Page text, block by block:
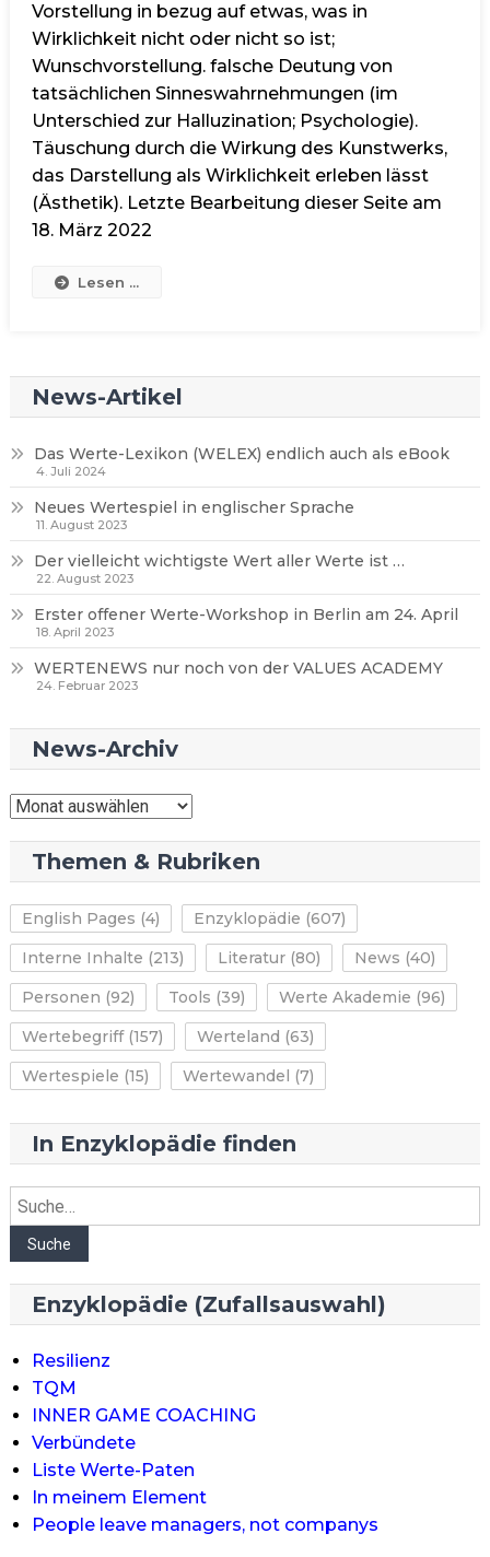
Vorstellung in bezug auf etwas, was in
Wirklichkeit nicht oder nicht so ist;
Wunschvorstellung. falsche Deutung von
tatsächlichen Sinneswahrnehmungen (im
Unterschied zur Halluzination; Psychologie).
Täuschung durch die Wirkung des Kunstwerks,
das Darstellung als Wirklichkeit erleben lässt
(Ästhetik). Letzte Bearbeitung dieser Seite am
18. März 2022
Lesen ...
News-Artikel
Das Werte-Lexikon (WELEX) endlich auch als eBook
4. Juli 2024
Neues Wertespiel in englischer Sprache
11. August 2023
Der vielleicht wichtigste Wert aller Werte ist …
22. August 2023
Erster offener Werte-Workshop in Berlin am 24. April
18. April 2023
WERTENEWS nur noch von der VALUES ACADEMY
24. Februar 2023
News-Archiv
News-
Themen & Rubriken
English Pages (4) Enzyklopädie (607)
Interne Inhalte (213) Literatur(80) News (40)
Personen (92) Tools (39) Werte Akademie (96)
Wertebegriff(157) Werteland (63)
Wertespiele (15) Wertewandel (7)
In Enzyklopädie finden
Suche
Suche
Enzyklopädie (Zufallsauswahl)
Resilienz
TQM
INNER GAME COACHING
Verbündete
Liste Werte-Paten
In meinem Element
People leave managers, not companys